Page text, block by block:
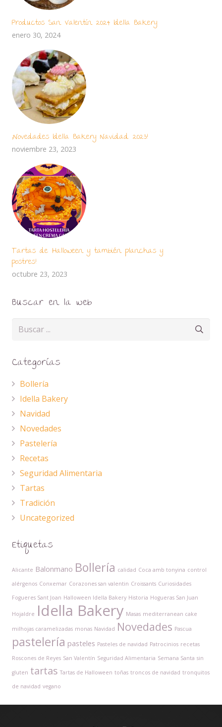
Productos San Valentín 2024 Idella Bakery
enero 30, 2024
¡Novedades Idella Bakery Navidad 2023!
noviembre 23, 2023
Tartas de Halloween y también planchas y
postres!
octubre 23, 2023
Buscar en la web
Categorías
Bollería
Idella Bakery
Navidad
Novedades
Pastelería
Recetas
Seguridad Alimentaria
Tartas
Tradición
Uncategorized
Etiquetas
Alicante Balonmano Bollería calidad Coca amb tonyina control
alérgenos Conxemar Corazones san valentin Croissants Curiosidades
Fogueres Sant Joan Halloween Idella Bakery Historia Hogueras San Juan
Hojaldre Idella Bakery Masas mediterranean cake
milhojas caramelizadas monas Navidad Novedades Pascua
pastelería pasteles Pasteles de navidad Patrocinios recetas
Roscones de Reyes San Valentín Seguridad Alimentaria Semana Santa sin
gluten tartas Tartas de Halloween toñas troncos de navidad tronquitos
de navidad vegano